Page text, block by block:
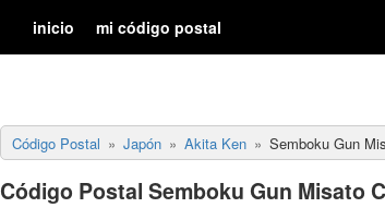
inicio mi código postal
Código Postal Japón Akita Ken Semboku Gun
Código Postal Semboku Gun Misato